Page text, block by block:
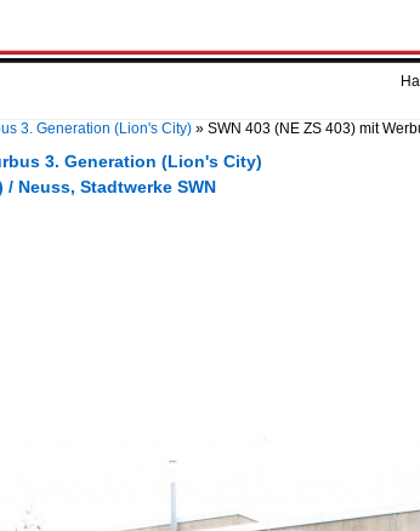
3. Generation (Lion's City) » SWN 403 (NE ZS 403) mit
3. Generation (Lion's City)
Neuss, Stadtwerke SWN